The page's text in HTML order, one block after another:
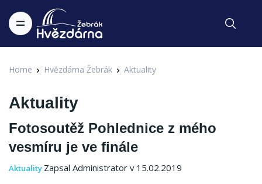
Home Hvězdárna Žebrák Aktuality
Aktuality
Fotosoutěž Pohlednice z mého
vesmíru je ve finále
Aktuality Zapsal Administrator v 15.02.2019